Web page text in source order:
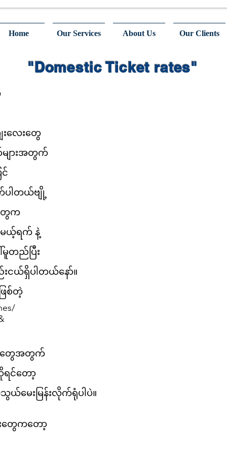
Home Our Services About Us Our Clients
"Domestic Ticket rates"
လေးတွေ
ျားအတွက်
င်
ပါတယ်ဗျို့
ေက
ယ့်ရက် နဲ့
မူတည်ပြီး
ငယ်ရှိပါတယ်နော်။
ြစ်တဲ့
တွေအတွက်
င်တော့
မေးမြန်းလိုက်ရုံပါပဲ။
တွေကတော့